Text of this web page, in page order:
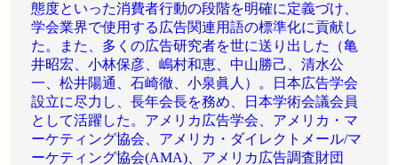
態度といった消費者行動の段階を明確に定義づけ、
学会業界で使用する広告関連用語の標準化に貢献し
た。また、多くの広告研究者を世に送り出した（亀
井昭宏、小林保彦、嶋村和恵、中山勝己、清水公
一、松井陽通、石崎徹、小泉眞人）。日本広告学会
設立に尽力し、長年会長を務め、日本学術会議会員
として活躍した。アメリカ広告学会、アメリカ・マ
ーケティング協会、アメリカ・ダイレクトメール/マ
ーケティング協会(AMA)、アメリカ広告調査財団